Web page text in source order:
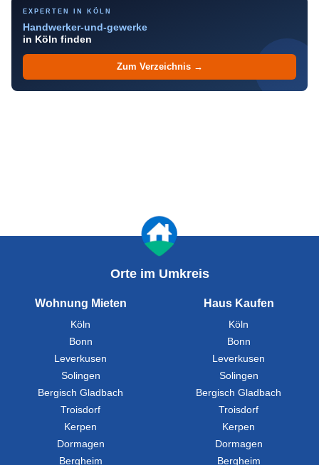
EXPERTEN IN KÖLN
Handwerker-und-gewerke
in Köln finden
Zum Verzeichnis →
Orte im Umkreis
Wohnung Mieten
Köln
Bonn
Leverkusen
Solingen
Bergisch Gladbach
Troisdorf
Kerpen
Dormagen
Bergheim
Haus Kaufen
Köln
Bonn
Leverkusen
Solingen
Bergisch Gladbach
Troisdorf
Kerpen
Dormagen
Bergheim